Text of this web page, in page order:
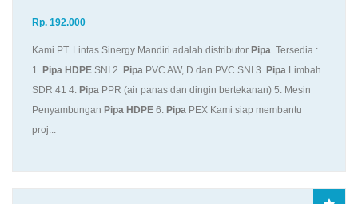
Rp. 192.000
Kami PT. Lintas Sinergy Mandiri adalah distributor Pipa . Tersedia :
1. Pipa HDPE SNI 2. Pipa PVC AW, D dan PVC SNI 3. Pipa Limbah
SDR 41 4. Pipa PPR (air panas dan dingin bertekanan) 5. Mesin
Penyambungan Pipa HDPE 6. Pipa PEX Kami siap membantu
proj...